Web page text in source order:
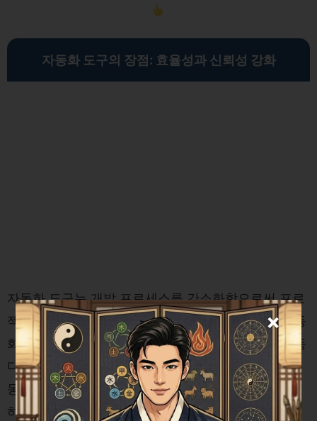
자동화 도구의 장점: 효율성과 신뢰성 강화
자동화 도구는 개발 프로세스를 간소화함으로써 프로
젝트의 효율성을 크게 높입니다. 코드 품질 보장, 자동
화된 테스트 및 배포, 프로젝트 관리의 일관성 유지 등
다양한 이점을 제공합니다. 특히, 테스트 자동화는 수
동 테스트의 한계를 극복하고, 신속한 피드백을 가능
하게 함으로써 개발 주기를 단축시킵니다. 결과적으
×